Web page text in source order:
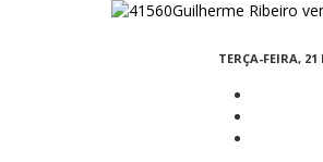
TERÇA-FEIRA,